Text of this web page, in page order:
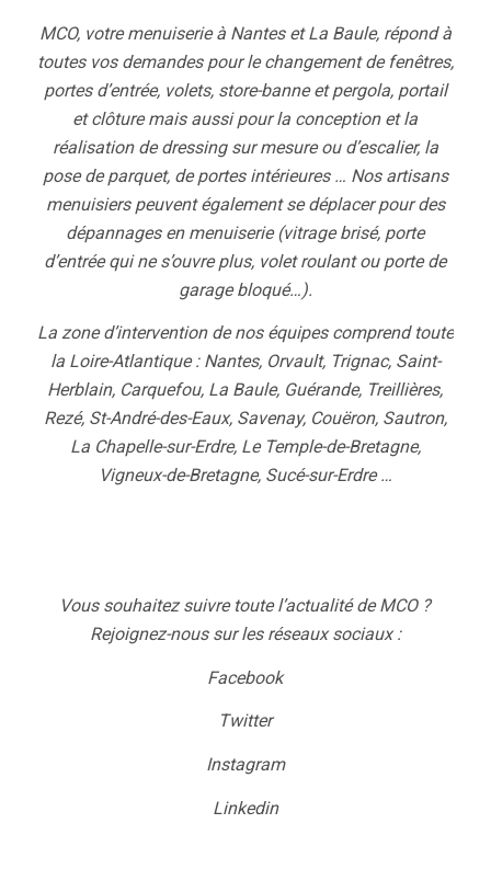
MCO, votre menuiserie à Nantes et La Baule, répond à
toutes vos demandes pour le changement de fenêtres,
portes d’entrée, volets, store-banne et pergola, portail
et clôture mais aussi pour la conception et la
réalisation de dressing sur mesure ou d’escalier, la
pose de parquet, de portes intérieures … Nos artisans
menuisiers peuvent également se déplacer pour des
dépannages en menuiserie (vitrage brisé, porte
d’entrée qui ne s’ouvre plus, volet roulant ou porte de
garage bloqué…).
La zone d’intervention de nos équipes comprend toute
la Loire-Atlantique : Nantes, Orvault, Trignac, Saint-
Herblain, Carquefou, La Baule, Guérande, Treillières,
Rezé, St-André-des-Eaux, Savenay, Couëron, Sautron,
La Chapelle-sur-Erdre, Le Temple-de-Bretagne,
Vigneux-de-Bretagne, Sucé-sur-Erdre …
Vous souhaitez suivre toute l’actualité de MCO ?
Rejoignez-nous sur les réseaux sociaux :
Facebook
Twitter
Instagram
Linkedin